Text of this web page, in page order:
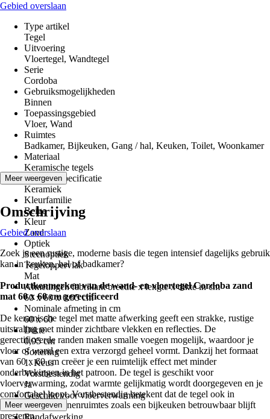
Gebied overslaan
Type artikel
Tegel
Uitvoering
Vloertegel, Wandtegel
Serie
Cordoba
Gebruiksmogelijkheden
Binnen
Toepassingsgebied
Vloer, Wand
Ruimtes
Badkamer, Bijkeuken, Gang / hal, Keuken, Toilet, Woonkamer
Materiaal
Keramische tegels
Materiaalspecificatie
Keramiek
Kleurfamilie
Beige
Kleur
Zand
Optiek
Steenoptiek
Tegeloppervlak
Mat
Afmetingen fabrikant breedte x lengte x dikte in cm
60 x 60 x 0.95 cm
Nominale afmeting in cm
60 x 60
Dikte
0,95 cm
Sortering
1. Keus
Vorstbestendig
Ja
Geschikt voor vloerverwarming
Ja
Randafwerking
Meer weergeven
Omschrijving
Gebied overslaan
Zoek je een rustige, moderne basis die tegen intensief dagelijks gebruik
kan in keuken, hal of badkamer?
Productkenmerken van de wand- en vloertegel Cordoba zand
mat 60 x 60 cm gerectificeerd
De keramische tegel met matte afwerking geeft een strakke, rustige
uitstraling met minder zichtbare vlekken en reflecties. De
gerectificeerde randen maken smalle voegen mogelijk, waardoor je
vloer of wand een extra verzorgd geheel vormt. Dankzij het formaat
van 60 x 60 cm creëer je een ruimtelijk effect met minder
onderbrekingen in het patroon. De tegel is geschikt voor
vloerverwarming, zodat warmte gelijkmatig wordt doorgegeven en je
comfortabel loopt. Vorstbestendig betekent dat de tegel ook in
onverwarmde binnenruimtes zoals een bijkeuken betrouwbaar blijft
presteren.
Meer weergeven